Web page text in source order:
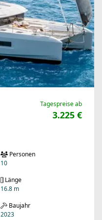
Tagespreise ab
3.225 €
Personen
10
Länge
16.8 m
Baujahr
2023